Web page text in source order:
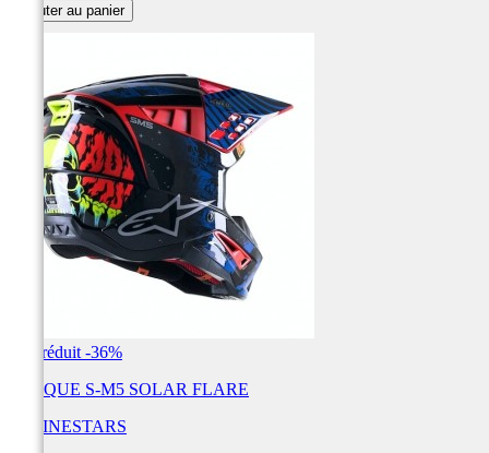
Ajouter au panier
Prix réduit -36%
CASQUE S-M5 SOLAR FLARE
ALPINESTARS